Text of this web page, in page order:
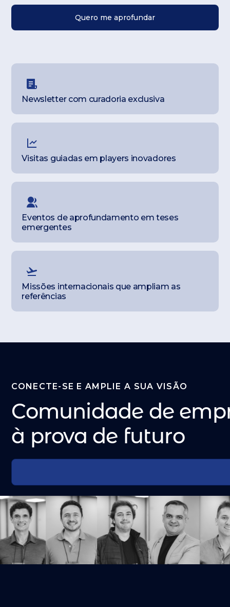
Quero me aprofundar
Newsletter com curadoria exclusiva
Visitas guiadas em players inovadores
Eventos de aprofundamento em teses
emergentes
Missões internacionais que ampliam as
referências
CONECTE-SE E AMPLIE A SUA VISÃO
Comunidade de
à prova de futuro